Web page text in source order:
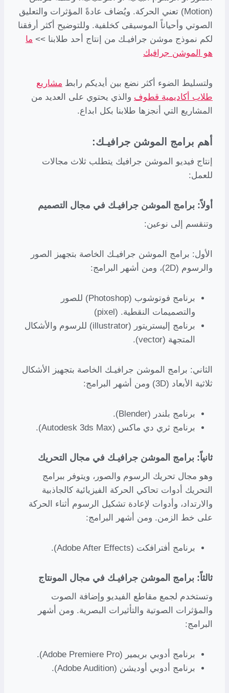
(Motion) تعني الحركة. ويُضاف عادةً المؤثرات والتعليق
الصوتي وأحياناً الموسيقى كخلفية. وللتوضيح أكثر أرفقنا
لكم نموذج موشن جرافيـك من إنتاج أحد طلابنا >> ما
هو الموشن جرافيك
ولتسليط الضوء أكثر نضع بين أيديكم رابط مشاريع
طلاب أكاديمية قطوف والذي يحتوي على العديد من
المشاريع التي أنجزها طلابنا بكل ابداع.
أهم برامج الموشن جرافيـك:
إنتاج فيديو الموشن جرافيك يتطلب ثلاث مجالات
للعمل:
أولاً: برامج الموشن جرافيـك في مجال التصميم
وتنقسم إلى نوعين:
الأول: برامج الموشن جرافيـك الخاصة بتجهيز الصور
والرسوم (2D)، ومن أشهر البرامج:
برنامج فوتوشوب (Photoshop) للصور
والتصميمات النقطية. (pixel)
برنامج إليستريتور (illustrator) للرسوم والأشكال
المتجهة (vector).
الثاني: برامج الموشن جرافيـك الخاصة بتجهيز الأشكال
ثلاثية الأبعاد (3D) ومن أشهر البرامج:
برنامج بلندر (Blender).
برنامج ثري دي ماكس (Autodesk 3ds Max).
ثانياً: برامج الموشن جرافيـك في مجال التحريك
وهو مجال تحريك الرسوم والصور، ويتوفر ببرامج
التحريك أدوات تحاكي الحركة الفيزيائية كالجاذبية
والارتداد، وأدوات لإعادة تشكيل الرسوم أثناء الحركة
على خط الزمن. ومن أشهر البرامج:
برنامج أفترافكت (Adobe After Effects).
ثالثاً: برامج الموشن جرافيـك في مجال المونتاج
وتستخدم لجمع مقاطع الفيديو وإضافة الصوت
والمؤثرات الصوتية والتأثيرات البصرية. ومن أشهر
البرامج:
برنامج أدوبي بريمير (Adobe Premiere Pro).
برنامج أدوبي أوديشن (Adobe Audition).